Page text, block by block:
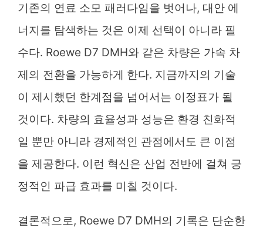
기존의 연료 소모 패러다임을 벗어나, 대안 에
너지를 탐색하는 것은 이제 선택이 아니라 필
수다. Roewe D7 DMH와 같은 차량은 가속 차
제의 전환을 가능하게 한다. 지금까지의 기술
이 제시했던 한계점을 넘어서는 이정표가 될
것이다. 차량의 효율성과 성능은 환경 친화적
일 뿐만 아니라 경제적인 관점에서도 큰 이점
을 제공한다. 이런 혁신은 산업 전반에 걸쳐 긍
정적인 파급 효과를 미칠 것이다.
결론적으로, Roewe D7 DMH의 기록은 단순한